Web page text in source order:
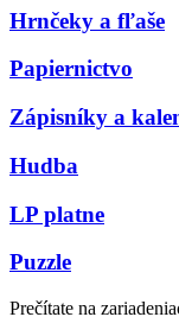
Hrnčeky a fľaše
Papiernictvo
Zápisníky a
Hudba
LP platne
Puzzle
Prečítate na